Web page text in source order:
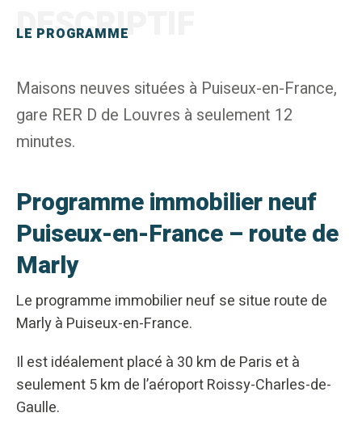
LE PROGRAMME
DESCRIPTIF
Maisons neuves situées à Puiseux-en-France,
gare RER D de Louvres à seulement 12
minutes.
Programme immobilier neuf
Puiseux-en-France – route de
Marly
Le programme immobilier neuf se situe route de
Marly à Puiseux-en-France.
Il est idéalement placé à 30 km de Paris et à
seulement 5 km de l’aéroport Roissy-Charles-de-
Gaulle.